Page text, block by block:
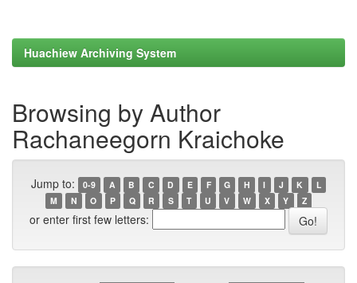
Huachiew Archiving System
Browsing by Author
Rachaneegorn Kraichoke
Jump to: 0-9 A B C D E F G H I J K
L
M
N O P Q R S T U V W X Y Z
or enter first few letters: